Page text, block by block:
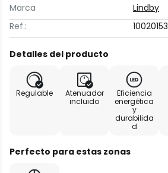
Marca
Lindby
Ref.:
10020153
Detalles del producto
Regulable
Atenuador
incluido
Eficiencia
energética
y
durabilida
d
Perfecto para estas zonas